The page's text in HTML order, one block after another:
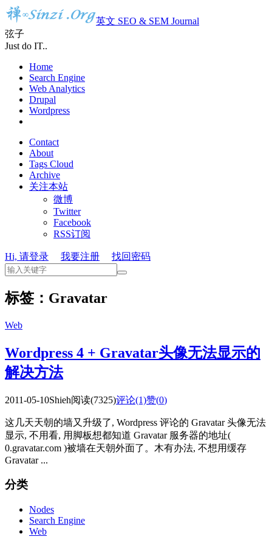
英文 SEO & SEM Journal
弦子
Just do IT..
Home
Search Engine
Web Analytics
Drupal
Wordpress
Contact
About
Tags Cloud
Archive
关注本站
微博
Twitter
Facebook
RSS订阅
Hi, 请登录 我要注册 找回密码
标签：Gravatar
Web
Wordpress 4 + Gravatar头像无法显示的
解决方法
2011-05-10Shieh阅读(7325)评论(1)赞(0)
这几天天朝的墙又升级了, Wordpress 评论的 Gravatar 头像无法
显示, 不用看, 用脚板想都知道 Gravatar 服务器的地址(
0.gravatar.com )被墙在天朝外面了。木有办法, 不想用缓存
Gravatar ...
分类
Nodes
Search Engine
Web